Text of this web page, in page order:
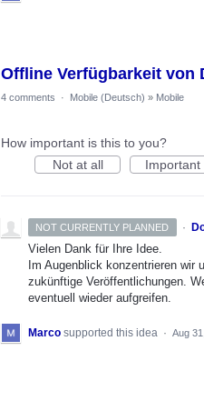
Offline Verfügbarkeit von
4 comments · Mobile (Deutsch) » Mobile
How important is this to you?
Not at all
Important
NOT CURRENTLY PLANNED ·
Vielen Dank für Ihre Idee.
Im Augenblick konzentrieren wir
zukünftige Veröffentlichungen.
eventuell wieder aufgreifen.
Marco supported this idea · Aug